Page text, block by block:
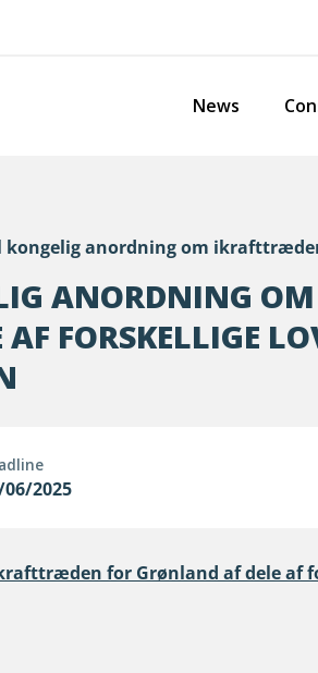
News
kongelig anordning om
ANORDNING
FORSKELLIGE
06/2025
for Grønland af dele af